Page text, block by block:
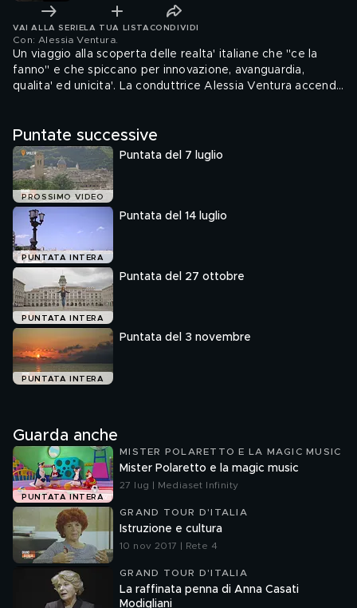
VAI ALLA SERIE LA TUA LISTA CONDIVIDI
Con: Alessia Ventura
Un viaggio alla scoperta delle realta' italiane che "ce la
fanno" e che spiccano per innovazione, avanguardia,
qualita' ed unicita'. La conduttrice Alessia Ventura accende
Puntate successive
PROSSIMO VIDEO
Puntata del 7 luglio
PUNTATA INTERA
Puntata del 14 luglio
PUNTATA INTERA
Puntata del 27 ottobre
PUNTATA INTERA
Puntata del 3 novembre
Guarda anche
PUNTATA INTERA
MISTER POLARETTO E LA MAGIC MUSIC
Mister Polaretto e la magic music
27 lug | Mediaset Infinity
GRAND TOUR D'ITALIA
Istruzione e cultura
10 nov 2017 | Rete 4
GRAND TOUR D'ITALIA
La raffinata penna di Anna Casati
Modigliani